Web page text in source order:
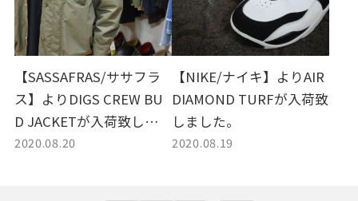
【SASSAFRAS/ササフラ
ス】よりDIGS CREW BU
D JACKETが入荷致しまし
た。
2020.08.20
【NIKE/ナイキ】よりAIR
DIAMOND TURFが入荷致
しました。
2020.08.19